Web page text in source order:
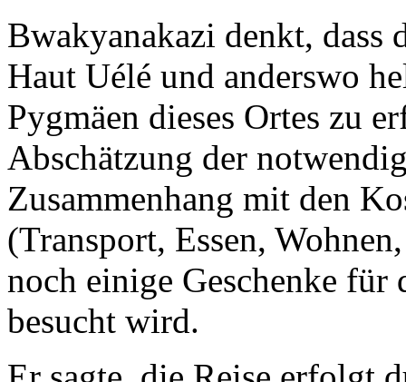
Bwakyanakazi denkt, dass
Haut Uélé und anderswo
Pygmäen dieses Ortes zu
Abschätzung der
Zusammenhang mit den
(Transport, Essen,
noch einige Geschenke für
besucht wird.